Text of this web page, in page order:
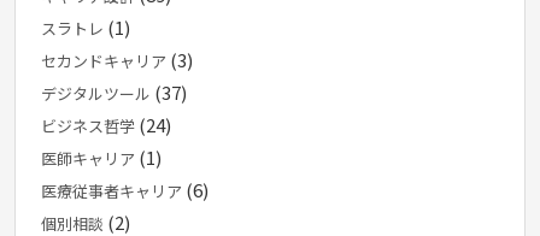
スラトレ (1)
セカンドキャリア (3)
デジタルツール (37)
ビジネス哲学 (24)
医師キャリア (1)
医療従事者キャリア (6)
個別相談 (2)